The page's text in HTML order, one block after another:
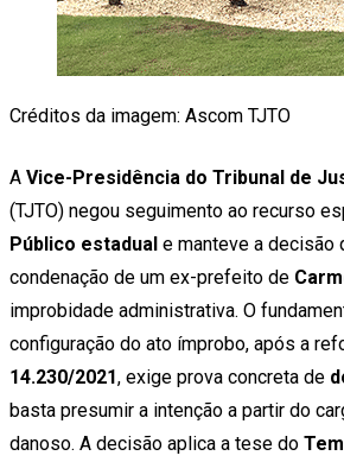
Créditos da imagem: Ascom TJTO
A Vice-Presidência do Tribunal de
(TJTO) negou seguimento ao recurso
Público estadual e manteve a decisão
condenação de um ex-prefeito de
improbidade administrativa. O
configuração do ato ímprobo, após a
14.230/2021, exige prova concreta de
basta presumir a intenção a partir do
danoso. A decisão aplica a tese do